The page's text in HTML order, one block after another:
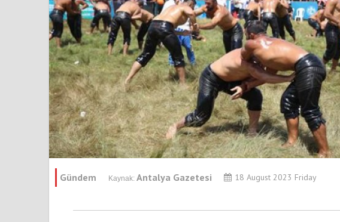
Gündem Antalya Gazetesi 18 August 2023 Friday